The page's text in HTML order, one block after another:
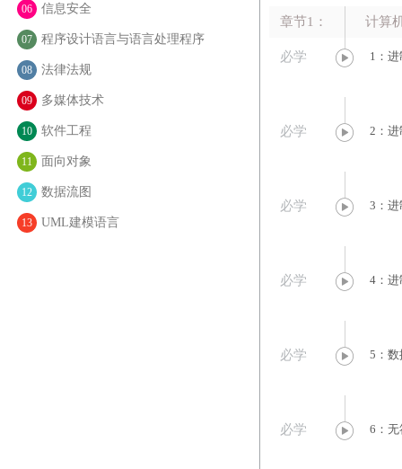
06 信息安全
07 程序设计语言与语言处理程序
08 法律法规
09 多媒体技术
10 软件工程
11 面向对象
12 数据流图
13 UML建模语言
章节1： 计算
必学 1：
必学 2：进
必学 3：进
必学 4：进
必学 5：数
必学 6：无